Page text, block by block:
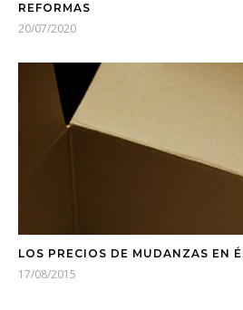
REFORMAS
20/07/2020
LOS PRECIOS DE MUDANZAS EN
17/08/2015